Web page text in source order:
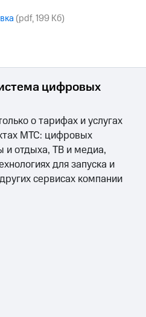
(pdf, 199 Кб)
цифровых
о тарифах и услугах
МТС: цифровых
и отдыха, ТВ и медиа,
для запуска и
сервисах компании